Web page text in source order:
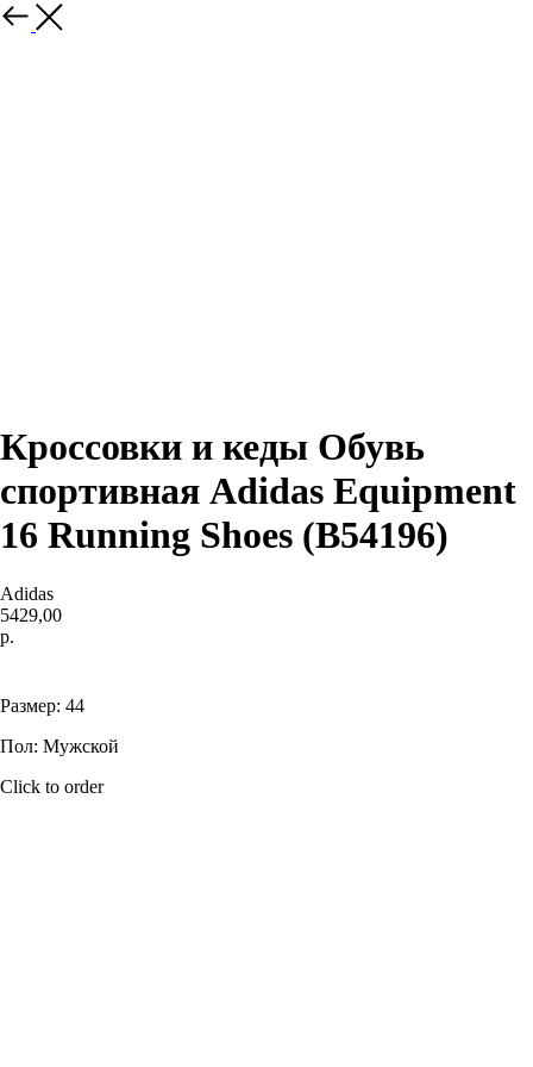
Назад
Кроссовки и кеды Обувь
спортивная Adidas Equipment
16 Running Shoes (B54196)
Adidas
5429,00
р.
Размер: 44
Пол: Мужской
Click to order